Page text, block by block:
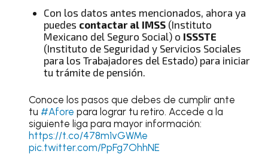
Con los datos antes mencionados, ahora ya
puedes contactar al IMSS (Instituto
Mexicano del Seguro Social) o ISSSTE
(Instituto de Seguridad y Servicios Sociales
para los Trabajadores del Estado) para iniciar
tu trámite de pensión.
Conoce los pasos que debes de cumplir ante
tu #Afore para lograr tu retiro. Accede a la
siguiente liga para mayor información:
https://t.co/478m1vGWMe
pic.twitter.com/PpFg7OhhNE